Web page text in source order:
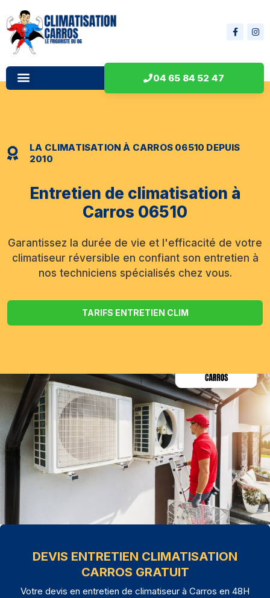
04 65 84 52 47
LA CLIMATISATION À CARROS 06510 DEPUIS
2010
Entretien de climatisation à
Carros 06510
Garantissez la durée de vie et l'efficacité de votre
climatiseur réversible en confiant son entretien à
nos techniciens spécialisés chez vous.
TARIFS ENTRETIEN CLIM
DEVIS ENTRETIEN CLIMATISATION
CARROS GRATUIT
Votre devis en entretien de climatiseur à Carros en 48H